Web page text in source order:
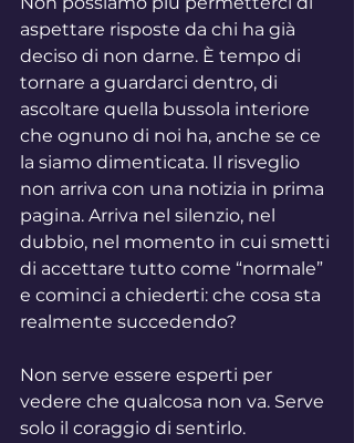
aspettare risposte da chi ha già
deciso di non darne. È tempo di
tornare a guardarci dentro, di
ascoltare quella bussola interiore
che ognuno di noi ha, anche se ce
la siamo dimenticata. Il risveglio
non arriva con una notizia in prima
pagina. Arriva nel silenzio, nel
dubbio, nel momento in cui smetti
di accettare tutto come “normale”
e cominci a chiederti: che cosa sta
realmente succedendo?
Non serve essere esperti per
vedere che qualcosa non va. Serve
solo il coraggio di sentirlo.